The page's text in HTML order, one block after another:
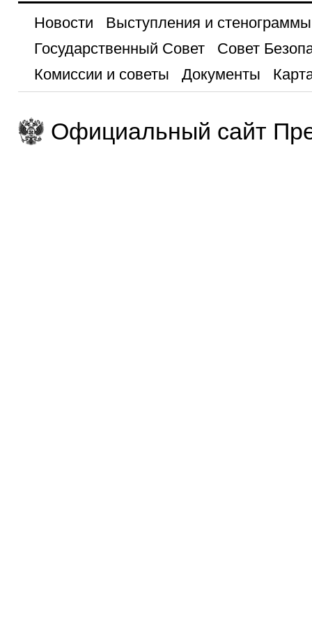
Новости
Выступления и стенограммы
Государственный Совет
Совет
Комиссии и советы
Документы
Официальный сайт